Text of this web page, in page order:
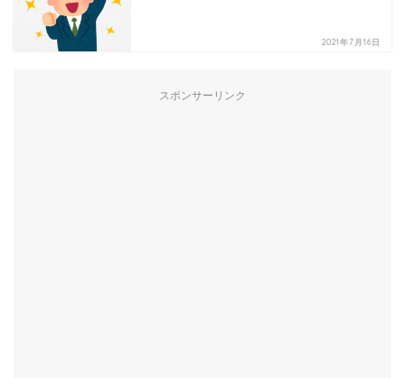
2021年7月16日
スポンサーリンク